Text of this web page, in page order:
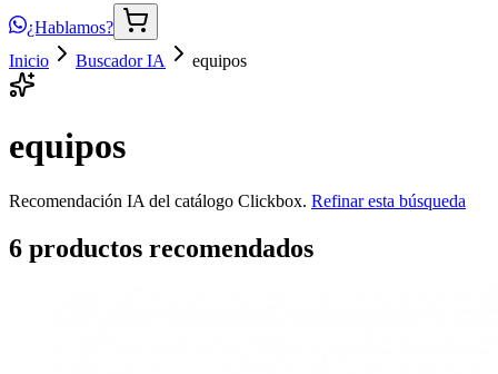
¿Hablamos?
Inicio
Buscador IA equipos
equipos
Recomendación IA del catálogo Clickbox. Refinar esta búsqueda
6 productos recomendados